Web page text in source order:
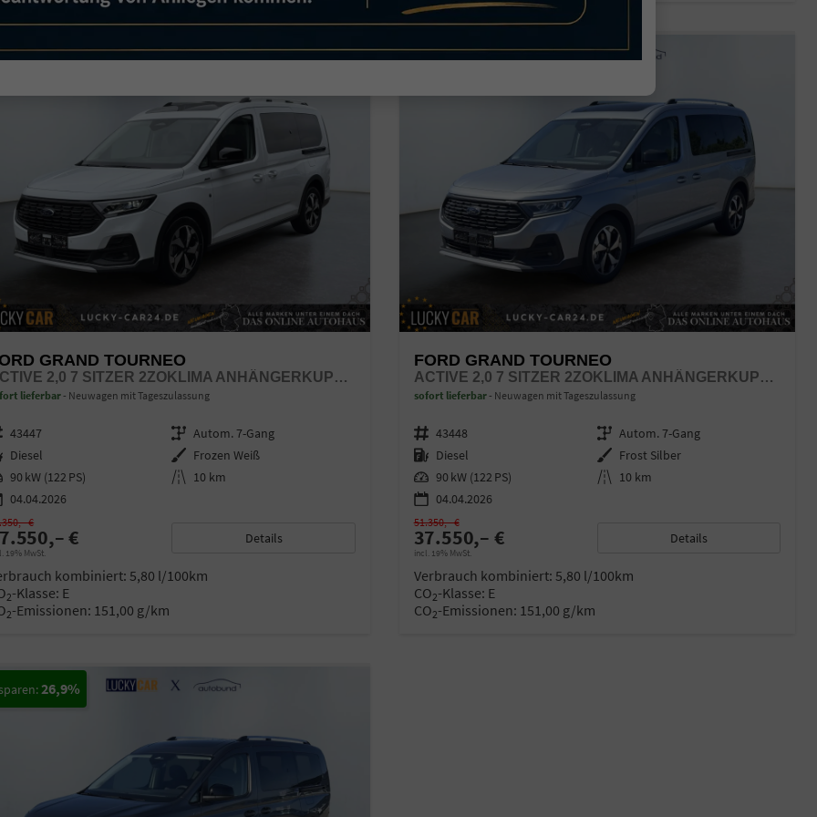
26,9%
GRAND TOURNEO
ACTIVE 2,0 7 SITZER 2ZOKLIMA ANHÄNGERKUPPLUNG PANORAMADACH AGR SITZE SITZHEIZUNG EINPARKHILFE KAMERA 17 ZOLL LEICHTMETALL ACC
lieferbar Neuwagen mit Tageszulassung
43447 Getriebe Autom. 7-Gang
Diesel Außenfarbe Frozen Weiß
90 kW (122 PS) Kilometerstand 10 km
04.04.2026
€
19% MwSt.
€
Details
kombiniert: 5,80 l/100km
2-Klasse: E
2-Emissionen: 151,00 g/km
26,9%
FORD GRAND TOURNEO
ACTIVE 2,0 7 SITZER 2ZOKLIMA ANHÄNGERKUPPLUNG PANORAMADACH AGR SITZE SITZHEIZUNG EINPARKHILFE KAMERA 17 ZOLL LEICHTMETALL ACC
sofort lieferbar Neuwagen mit Tageszulassung
Fahrzeugnr. 43448 Getriebe Autom. 7-Gang
Kraftstoff Diesel Außenfarbe Frost Silber
Leistung 90 kW (122 PS) Kilometerstand 10 km
04.04.2026
37.550,– €
incl. 19% MwSt.
51.350,– €
Details
Verbrauch kombiniert: 5,80 l/100km
CO2-Klasse: E
CO2-Emissionen: 151,00 g/km
26,9%